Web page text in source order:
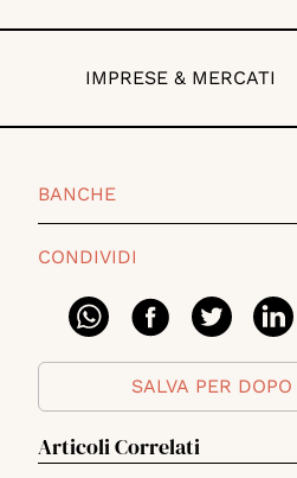
IMPRESE & MERCATI
BANCHE
CONDIVIDI
SALVA PER DOPO
Articoli Correlati